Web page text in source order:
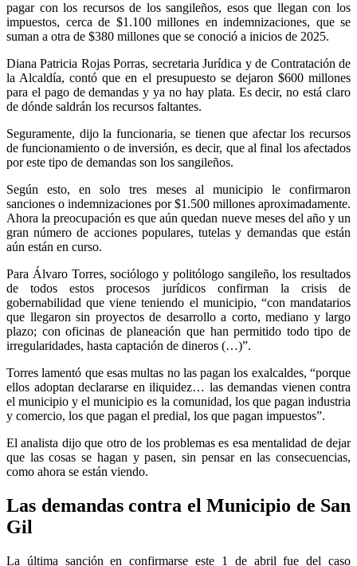
pagar con los recursos de los sangileños, esos que llegan con los
impuestos, cerca de $1.100 millones en indemnizaciones, que se
suman a otra de $380 millones que se conoció a inicios de 2025.
Diana Patricia Rojas Porras, secretaria Jurídica y de Contratación de
la Alcaldía, contó que en el presupuesto se dejaron $600 millones
para el pago de demandas y ya no hay plata. Es decir, no está claro
de dónde saldrán los recursos faltantes.
Seguramente, dijo la funcionaria, se tienen que afectar los recursos
de funcionamiento o de inversión, es decir, que al final los afectados
por este tipo de demandas son los sangileños.
Según esto, en solo tres meses al municipio le confirmaron
sanciones o indemnizaciones por $1.500 millones aproximadamente.
Ahora la preocupación es que aún quedan nueve meses del año y un
gran número de acciones populares, tutelas y demandas que están
aún están en curso.
Para Álvaro Torres, sociólogo y politólogo sangileño, los resultados
de todos estos procesos jurídicos confirman la crisis de
gobernabilidad que viene teniendo el municipio, “con mandatarios
que llegaron sin proyectos de desarrollo a corto, mediano y largo
plazo; con oficinas de planeación que han permitido todo tipo de
irregularidades, hasta captación de dineros (…)”.
Torres lamentó que esas multas no las pagan los exalcaldes, “porque
ellos adoptan declararse en iliquidez… las demandas vienen contra
el municipio y el municipio es la comunidad, los que pagan industria
y comercio, los que pagan el predial, los que pagan impuestos”.
El analista dijo que otro de los problemas es esa mentalidad de dejar
que las cosas se hagan y pasen, sin pensar en las consecuencias,
como ahora se están viendo.
Las demandas contra el Municipio de San
Gil
La última sanción en confirmarse este 1 de abril fue del caso